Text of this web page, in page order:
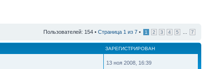
Пользователей: 154 • Страница 1 из 7 • 1 2 3 4 5 7
ЗАРЕГИСТРИРОВАН
13 ноя 2008, 16:39